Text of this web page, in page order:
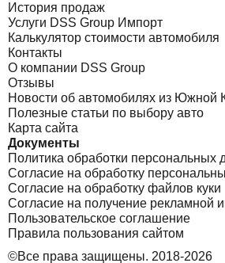
История продаж
Услуги DSS Group Импорт
Калькулятор стоимости автомобиля
Контакты
О компании DSS Group
Отзывы
Новости об автомобилях из Южной
Полезные статьи по выбору авто
Карта сайта
Документы
Политика обработки персональных
Согласие на обработку
Согласие на обработку файлов куки
Согласие на получение рекламной
Пользовательское соглашение
Правила пользования сайтом
©Все права защищены. 2018-2026